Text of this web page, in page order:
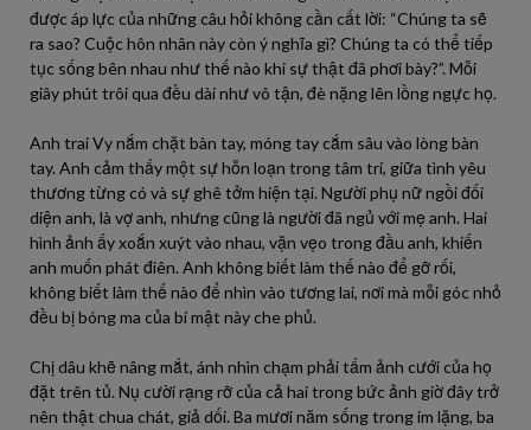
được áp lực của những câu hỏi không cần cất lời: “Chúng ta sẽ
ra sao? Cuộc hôn nhân này còn ý nghĩa gì? Chúng ta có thể tiếp
tục sống bên nhau như thế nào khi sự thật đã phơi bày?”. Mỗi
giây phút trôi qua đều dài như vô tận, đè nặng lên lồng ngực họ.
Anh trai Vy nắm chặt bàn tay, móng tay cắm sâu vào lòng bàn
tay. Anh cảm thấy một sự hỗn loạn trong tâm trí, giữa tình yêu
thương từng có và sự ghê tởm hiện tại. Người phụ nữ ngồi đối
diện anh, là vợ anh, nhưng cũng là người đã ngủ với mẹ anh. Hai
hình ảnh ấy xoắn xuýt vào nhau, vặn vẹo trong đầu anh, khiến
anh muốn phát điên. Anh không biết làm thế nào để gỡ rối,
không biết làm thế nào để nhìn vào tương lai, nơi mà mỗi góc nhỏ
đều bị bóng ma của bí mật này che phủ.
Chị dâu khẽ nâng mắt, ánh nhìn chạm phải tấm ảnh cưới của họ
đặt trên tủ. Nụ cười rạng rỡ của cả hai trong bức ảnh giờ đây trở
nên thật chua chát, giả dối. Ba mươi năm sống trong im lặng, ba